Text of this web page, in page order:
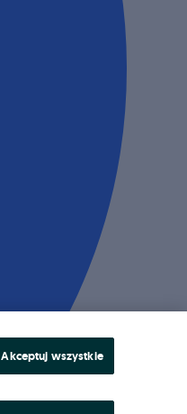
Akceptuj wszystkie